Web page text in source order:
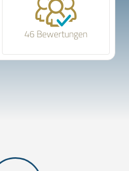
46 Bewertungen